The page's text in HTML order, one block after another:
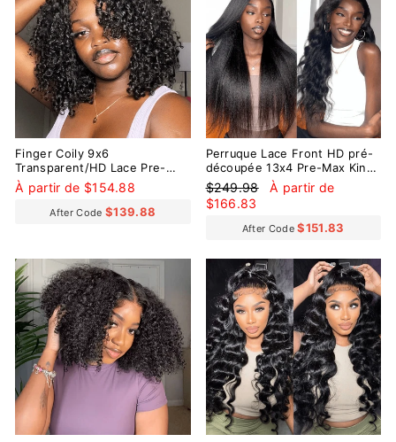
Finger Coily 9x6
Transparent/HD Lace Pre-
everything Wear Go Glueless
Wig
À partir de $154.88
After Code $139.88
Perruque Lace Front HD pré-
découpée 13x4 Pre-Max Kinky
Straight Pre-Everything
Prix
régulier
$249.98
Prix
À partir de
$166.83
After Code$151.83
Réduit